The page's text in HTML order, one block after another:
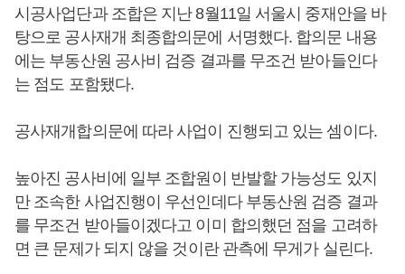
시공사업단과 조합은 지난 8월11일 서울시 중재안을 바
탕으로 공사재개 최종합의문에 서명했다. 합의문 내용
에는 부동산원 공사비 검증 결과를 무조건 받아들인다
는 점도 포함됐다.
공사재개합의문에 따라 사업이 진행되고 있는 셈이다.
높아진 공사비에 일부 조합원이 반발할 가능성도 있지
만 조속한 사업진행이 우선인데다 부동산원 검증 결과
를 무조건 받아들이겠다고 이미 합의했던 점을 고려하
면 큰 문제가 되지 않을 것이란 관측에 무게가 실린다.